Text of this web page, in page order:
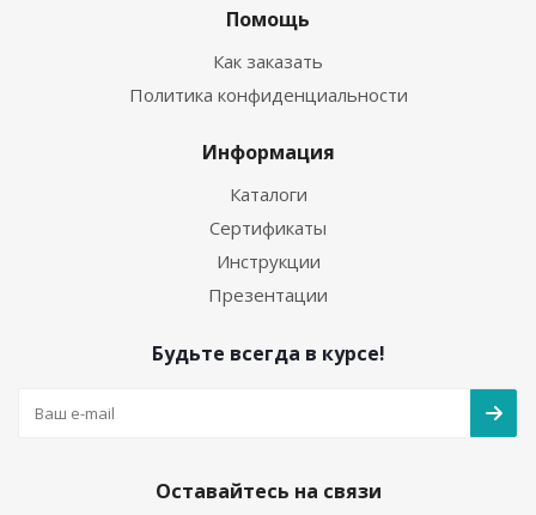
Помощь
Как заказать
Политика конфиденциальности
Информация
Каталоги
Сертификаты
Инструкции
Презентации
Будьте всегда в курсе!
Оставайтесь на связи